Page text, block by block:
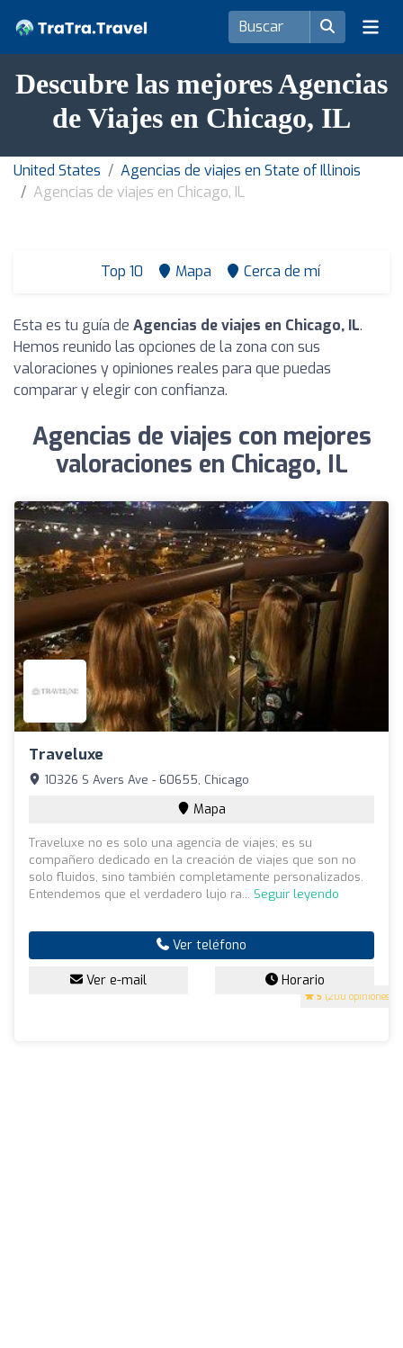
Descubre las mejores Agencias
de Viajes en Chicago, IL
United States
Agencias de viajes en State of Illinois
Agencias de viajes en Chicago, IL
Top 10 Mapa Cerca de mí
Esta es tu guía de Agencias de viajes en Chicago, IL.
Hemos reunido las opciones de la zona con sus
valoraciones y opiniones reales para que puedas
comparar y elegir con confianza.
Agencias de viajes con mejores
valoraciones en Chicago, IL
Traveluxe
5 (200 opiniones)
10326 S Avers Ave - 60655, Chicago
Mapa
Traveluxe no es solo una agencia de viajes; es su
compañero dedicado en la creación de viajes que son no
solo fluidos, sino también completamente personalizados.
Entendemos que el verdadero lujo ra... Seguir leyendo
Ver teléfono
Ver e-mail Horario